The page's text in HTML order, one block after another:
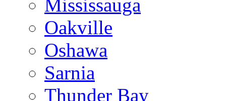
Mississauga
Oakville
Oshawa
Sarnia
Thunder Bay